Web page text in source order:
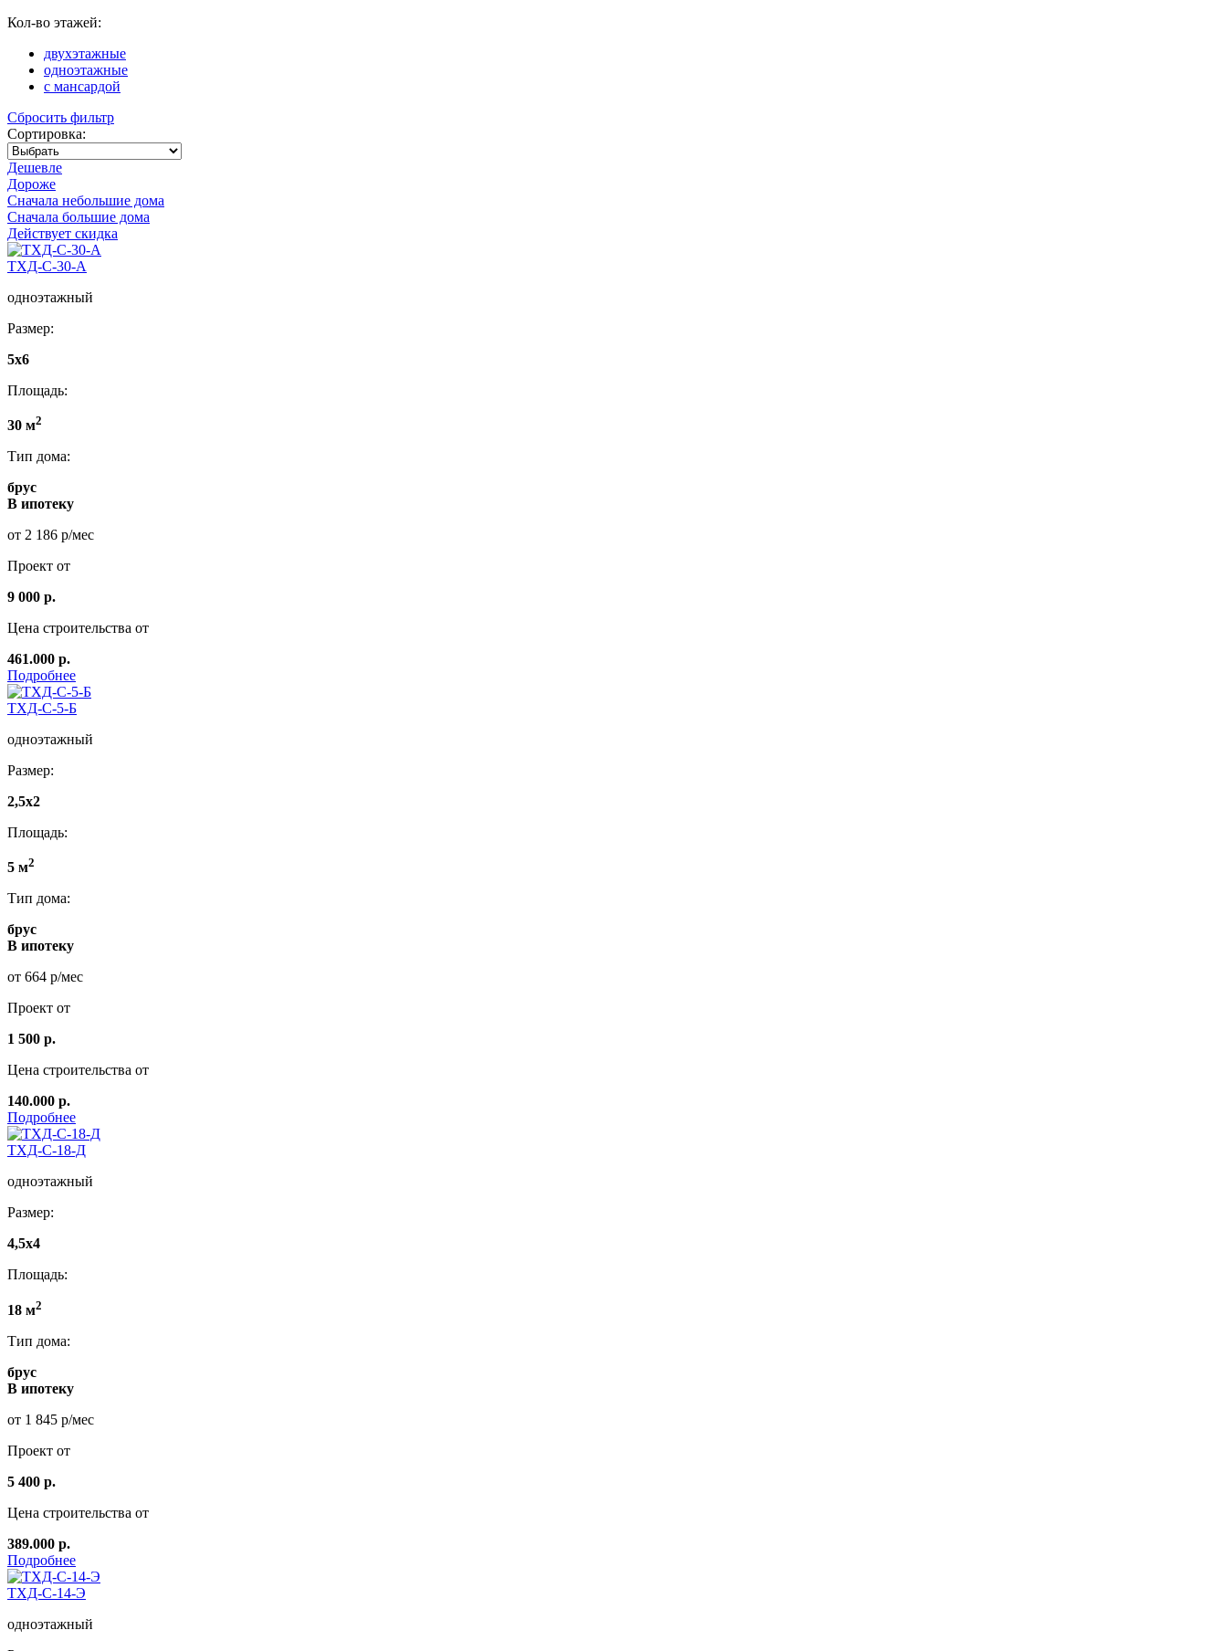
Кол-во этажей:
двухэтажные
одноэтажные
с мансардой
Сбросить фильтр
Сортировка:
Дешевле
Дороже
Сначала небольшие дома
Сначала большие дома
Действует скидка
ТХД-С-30-А
одноэтажный
Размер:
5x6
Площадь:
30 м2
Тип дома:
брус
В ипотеку
от 2 186 р/мес
Проект от
9 000 р.
Цена строительства от
461.000 р.
Подробнее
ТХД-С-5-Б
одноэтажный
Размер:
2,5x2
Площадь:
5 м2
Тип дома:
брус
В ипотеку
от 664 р/мес
Проект от
1 500 р.
Цена строительства от
140.000 р.
Подробнее
ТХД-С-18-Д
одноэтажный
Размер:
4,5x4
Площадь:
18 м2
Тип дома:
брус
В ипотеку
от 1 845 р/мес
Проект от
5 400 р.
Цена строительства от
389.000 р.
Подробнее
ТХД-С-14-Э
одноэтажный